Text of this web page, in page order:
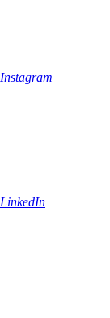
Instagram
LinkedIn